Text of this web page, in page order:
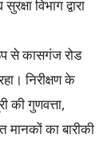
विभाग द्वारा
से कासगंज रोड
निरीक्षण के
की गुणवत्ता,
मानकों का बारीकी